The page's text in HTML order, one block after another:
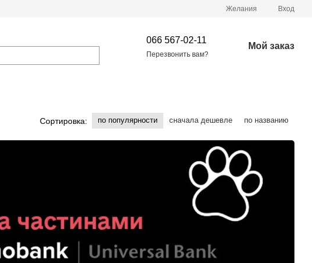
Желания Вход
066 567-02-11
Перезвонить вам?
Мой заказ
Сортировка: по популярности сначала дешевле по названию